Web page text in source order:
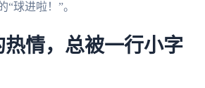
球进啦！”。
热情，总被一行小字